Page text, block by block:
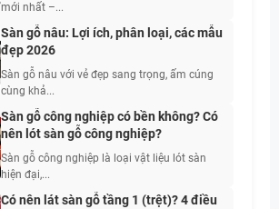
mới nhất –...
Sàn gỗ nâu: Lợi ích, phân loại, các mẫu
đẹp 2026
Sàn gỗ nâu với vẻ đẹp sang trọng, ấm cúng
cùng khả...
Sàn gỗ công nghiệp có bền không? Có
nên lót sàn gỗ công nghiệp?
Sàn gỗ công nghiệp là loại vật liệu lót sàn
hiện đại,...
Có nên lát sàn gỗ tầng 1 (trệt)? 4 điều